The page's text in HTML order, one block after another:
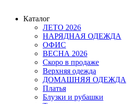
Каталог
ЛЕТО 2026
НАРЯДНАЯ ОДЕЖДА
ОФИС
ВЕСНА 2026
Скоро в продаже
Верхняя одежда
ДОМАШНЯЯ ОДЕЖДА
Платья
Блузки и рубашки